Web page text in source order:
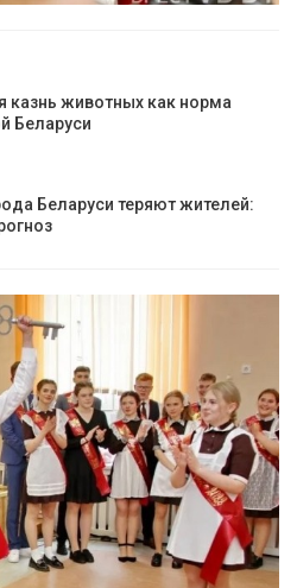
казнь животных как норма
Беларуси
Беларуси теряют жителей: